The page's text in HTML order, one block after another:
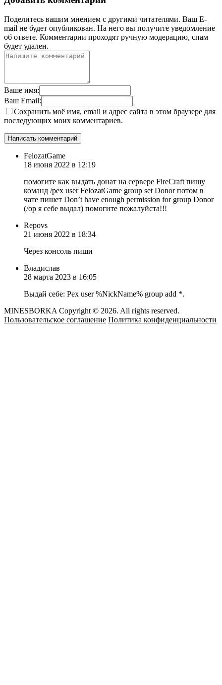
Поделитесь вашим мнением с другими читателями. Ваш E-
mail не будет опубликован. На него вы получите уведомление
об ответе. Комментарии проходят ручную модерацию, спам
будет удален.
Ваше имя:
Ваш Email:
Сохранить моё имя, email и адрес сайта в этом браузере для
последующих моих комментариев.
FelozatGame
18 июня 2022 в 12:19
помогите как выдать донат на сервере FireCraft пишу
команд /pex user FelozatGame group set Donor потом в
чате пишет Don’t have enough permission for group Donor
(/op я себе выдал) помогите пожалуйста!!!
Repovs
21 июня 2022 в 18:34
Через консоль пиши
Владислав
28 марта 2023 в 16:05
Выдай себе: Pex user %NickName% group add *.
MINESBORKA Copyright © 2026. All rights reserved.
Пользовательское соглашение Политика конфиденциальности